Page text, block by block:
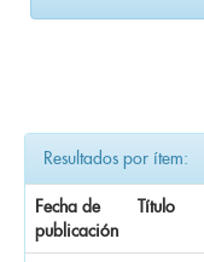
Resultados por ítem:
Fecha de
publicación
Título